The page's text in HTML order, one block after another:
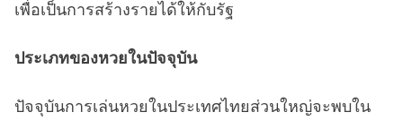
เพื่อเป็นการสร้างรายได้ให้กับรัฐ
ประเภทของหวยในปัจจุบัน
ปัจจุบันการเล่นหวยในประเทศไทยส่วนใหญ่จะพบใน